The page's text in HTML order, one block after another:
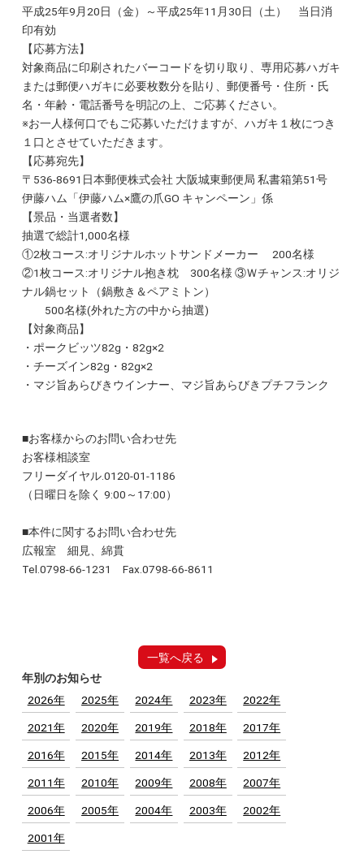
平成25年9月20日（金）～平成25年11月30日（土） 当日消
印有効
【応募方法】
対象商品に印刷されたバーコードを切り取り、専用応募ハガキ
または郵便ハガキに必要枚数分を貼り、郵便番号・住所・氏
名・年齢・電話番号を明記の上、ご応募ください。
※お一人様何口でもご応募いただけますが、ハガキ１枚につき
１口とさせていただきます。
【応募宛先】
〒536-8691日本郵便株式会社 大阪城東郵便局 私書箱第51号
伊藤ハム「伊藤ハム×鷹の爪GO キャンペーン」係
【景品・当選者数】
抽選で総計1,000名様
①2枚コース:オリジナルホットサンドメーカー 200名様
②1枚コース:オリジナル抱き枕 300名様 ③Ｗチャンス:オリジ
ナル鍋セット（鍋敷き＆ペアミトン）
500名様(外れた方の中から抽選)
【対象商品】
・ポークビッツ82g・82g×2
・チーズイン82g・82g×2
・マジ旨あらびきウインナー、マジ旨あらびきプチフランク
■お客様からのお問い合わせ先
お客様相談室
フリーダイヤル.0120-01-1186
（日曜日を除く 9:00～17:00）
■本件に関するお問い合わせ先
広報室 細見、綿貫
Tel.0798-66-1231 Fax.0798-66-8611
一覧へ戻る
年別のお知らせ
2026年
2025年 2024年 2023年 2022年
2021年 2020年 2019年 2018年 2017年
2016年 2015年 2014年 2013年 2012年
2011年 2010年 2009年 2008年 2007年
2006年 2005年 2004年 2003年 2002年
2001年